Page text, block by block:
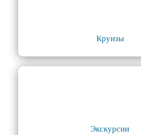
Круизы
Экскурсии